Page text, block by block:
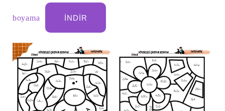
Şu
kelime
için
arama
sonuçları:
ARA
boyama İNDIR